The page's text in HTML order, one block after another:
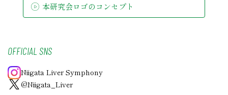
本研究会ロゴのコンセプト
OFFICIAL SNS
Niigata Liver Symphony
@Niigata_Liver